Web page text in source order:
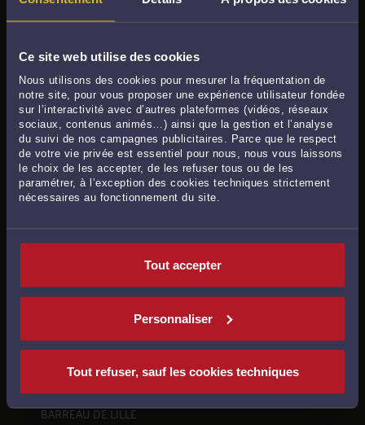
Ce site web utilise des cookies
Nous utilisons des cookies pour mesurer la fréquentation de
notre site, pour vous proposer une expérience utilisateur fondée
sur l’interactivité avec d’autres plateformes (vidéos, réseaux
sociaux, contenus animés…) ainsi que la gestion et l’analyse
du suivi de nos campagnes publicitaires. Parce que le respect
de votre vie privée est essentiel pour nous, nous vous laissons
le choix de les accepter, de les refuser tous ou de les
paramétrer, à l’exception des cookies techniques strictement
nécessaires au fonctionnement du site.
Tout accepter
Personnaliser
Tout refuser, sauf les cookies techniques
LILLE PAR DOMAINE DE COMPÉTENCE
Avocats généralistes à Marquette-lez-Lille
Avocats endroit de la famille, des personnes, et de la
consommationà Marquette-lez-Lille
Avocats endroit du travail et droit de la sécurité socialeà
Marquette-lez-Lille
Avocats endroit des affaires, des contrats, et des sociétés
commercialesà Marquette-lez-Lille
Avocats endroit de la propriété intellectuelle, du
numérique et des communicationsà Marquette-lez-Lille
droit pénal, droit routier et droit des étrangers
à Marquette-lez-Lille
procédure civile, procédure d'appel
Marquette-lez-Lille
MARQUETTE-LEZ-LILLE SE SITUE DANS LE RESSORT DU
BARREAU DE LILLE